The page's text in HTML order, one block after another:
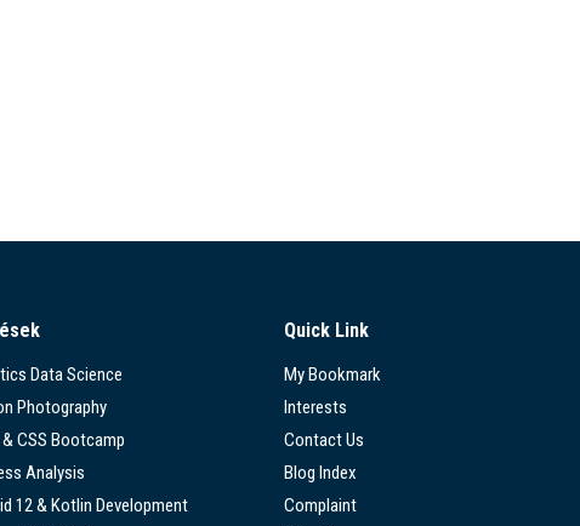
Data Science
Photography
CSS Bootcamp
Analysis
12 & Kotlin Development
Quick Link
My Bookmark
Interests
Contact Us
Blog Index
Complaint